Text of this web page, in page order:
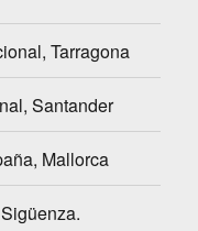
Tarragona
Santander
Mallorca